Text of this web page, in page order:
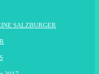
SALZBURGER